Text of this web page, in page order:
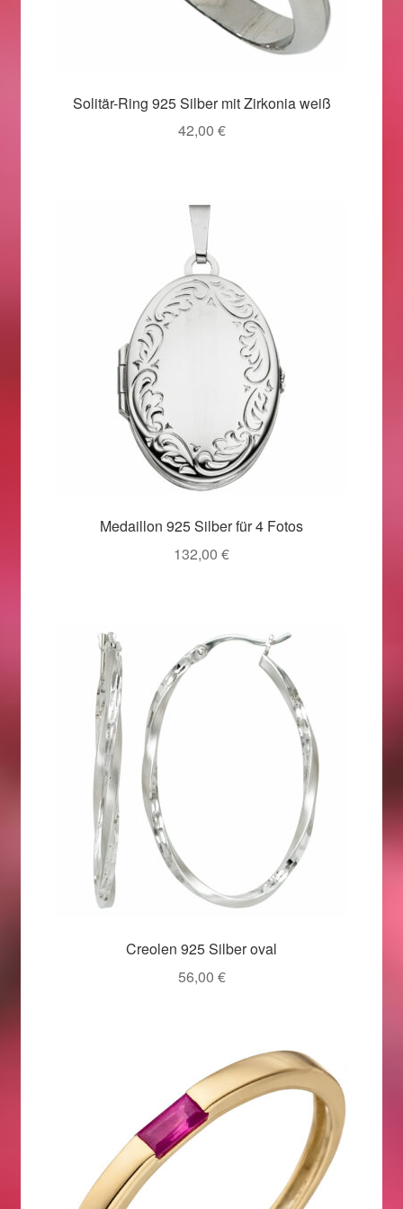
Valentinstag Geschenke
Weihnachtsangebote 2016
Weihnachtsangebote 2017
Weihnachtsangebote 2018
Weihnachtsangebote 2019
Weihnachtsangebote 2020
Weihnachtsangebote 2021
Solitär-Ring 925 Silber mit Zirkonia weiß
42,00 €
Medaillon 925 Silber für 4 Fotos
132,00 €
Creolen 925 Silber oval
56,00 €